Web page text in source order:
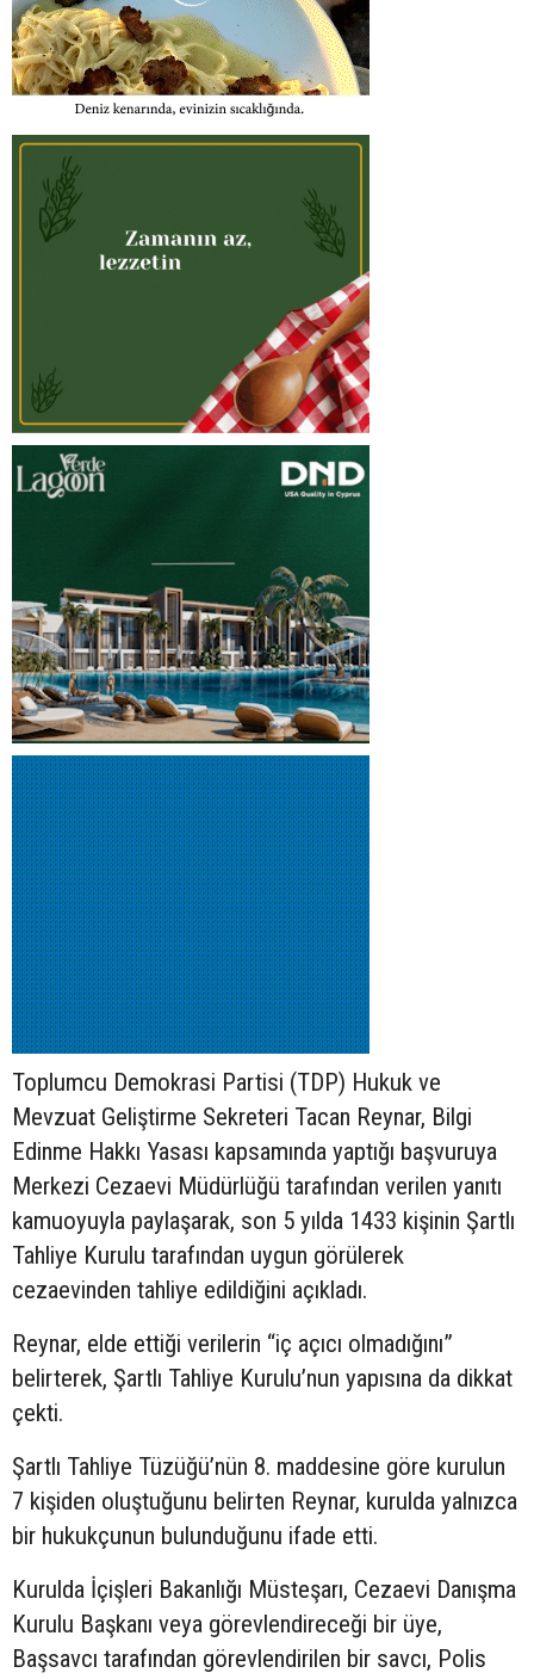
Toplumcu Demokrasi Partisi (TDP) Hukuk ve
Mevzuat Geliştirme Sekreteri Tacan Reynar, Bilgi
Edinme Hakkı Yasası kapsamında yaptığı başvuruya
Merkezi Cezaevi Müdürlüğü tarafından verilen yanıtı
kamuoyuyla paylaşarak, son 5 yılda 1433 kişinin Şartlı
Tahliye Kurulu tarafından uygun görülerek
cezaevinden tahliye edildiğini açıkladı.
Reynar, elde ettiği verilerin “iç açıcı olmadığını”
belirterek, Şartlı Tahliye Kurulu’nun yapısına da dikkat
çekti.
Şartlı Tahliye Tüzüğü’nün 8. maddesine göre kurulun
7 kişiden oluştuğunu belirten Reynar, kurulda yalnızca
bir hukukçunun bulunduğunu ifade etti.
Kurulda İçişleri Bakanlığı Müsteşarı, Cezaevi Danışma
Kurulu Başkanı veya görevlendireceği bir üye,
Başsavcı tarafından görevlendirilen bir savcı, Polis